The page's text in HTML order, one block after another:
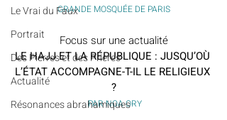
Le Vrai du Faux
Portrait
Des Pierres et des Prières
Actualité
Résonances abrahamiques
GRANDE MOSQUÉE DE PARIS
Focus sur une actualité
LE HAJJ ET LA RÉPUBLIQUE : JUSQU’OÙ
L’ÉTAT ACCOMPAGNE-T-IL LE RELIGIEUX
?
PAR NOA ORY